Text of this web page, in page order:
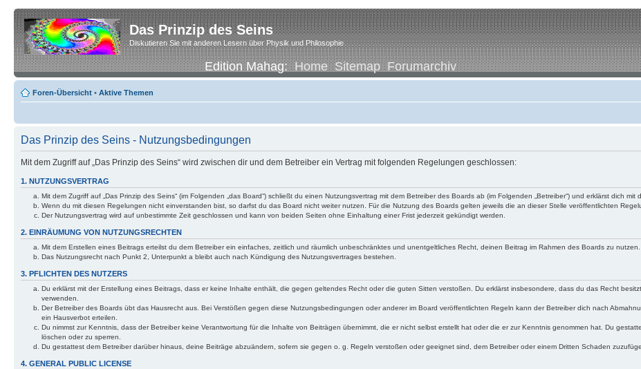
Das Prinzip des Seins
Diskutieren Sie mit anderen Lesern über Physik und Philosophie
Edition Mahag:Home Sitemap Forumarchiv
Foren-Übersicht • Aktive Themen
Das Prinzip des Seins - Nutzungsbedingungen
Mit dem Zugriff auf „Das Prinzip des Seins“ wird zwischen dir und dem Betreiber ein Vertrag mit folgenden Regelungen geschlossen:
1. NUTZUNGSVERTRAG
Mit dem Zugriff auf „Das Prinzip des Seins“ (im Folgenden „das Board“) schließt du einen Nutzungsvertrag mit dem Betreiber des Boards ab (im Folgenden „Betreiber“) und erklärst dich
Wenn du mit diesen Regelungen nicht einverstanden bist, so darfst du das Board nicht weiter nutzen. Für die Nutzung des Boards gelten jeweils die an dieser Stelle veröffentlichten
Der Nutzungsvertrag wird auf unbestimmte Zeit geschlossen und kann von beiden Seiten ohne Einhaltung einer Frist jederzeit gekündigt werden.
2. EINRÄUMUNG VON NUTZUNGSRECHTEN
Mit dem Erstellen eines Beitrags erteilst du dem Betreiber ein einfaches, zeitlich und räumlich unbeschränktes und unentgeltliches Recht, deinen Beitrag im Rahmen des Boards zu nutzen.
Das Nutzungsrecht nach Punkt 2, Unterpunkt a bleibt auch nach Kündigung des Nutzungsvertrages bestehen.
3. PFLICHTEN DES NUTZERS
Du erklärst mit der Erstellung eines Beitrags, dass er keine Inhalte enthält, die gegen geltendes Recht oder die guten Sitten verstoßen. Du erklärst insbesondere, dass du das Recht
verwenden.
Der Betreiber des Boards übt das Hausrecht aus. Bei Verstößen gegen diese Nutzungsbedingungen oder anderer im Board veröffentlichten Regeln kann der Betreiber dich nach
ein Hausverbot erteilen.
Du nimmst zur Kenntnis, dass der Betreiber keine Verantwortung für die Inhalte von Beiträgen übernimmt, die er nicht selbst erstellt hat oder die er zur Kenntnis genommen hat. Du
löschen oder zu sperren.
Du gestattest dem Betreiber darüber hinaus, deine Beiträge abzuändern, sofern sie gegen o. g. Regeln verstoßen oder geeignet sind, dem Betreiber oder einem Dritten Schaden
4. GENERAL PUBLIC LICENSE